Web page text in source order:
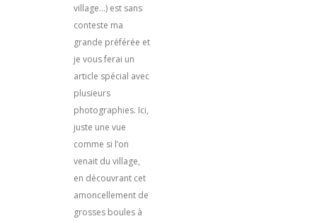
village…) est sans
conteste ma
grande préférée et
je vous ferai un
article spécial avec
plusieurs
photographies. Ici,
juste une vue
comme si l’on
venait du village,
en découvrant cet
amoncellement de
grosses boules à